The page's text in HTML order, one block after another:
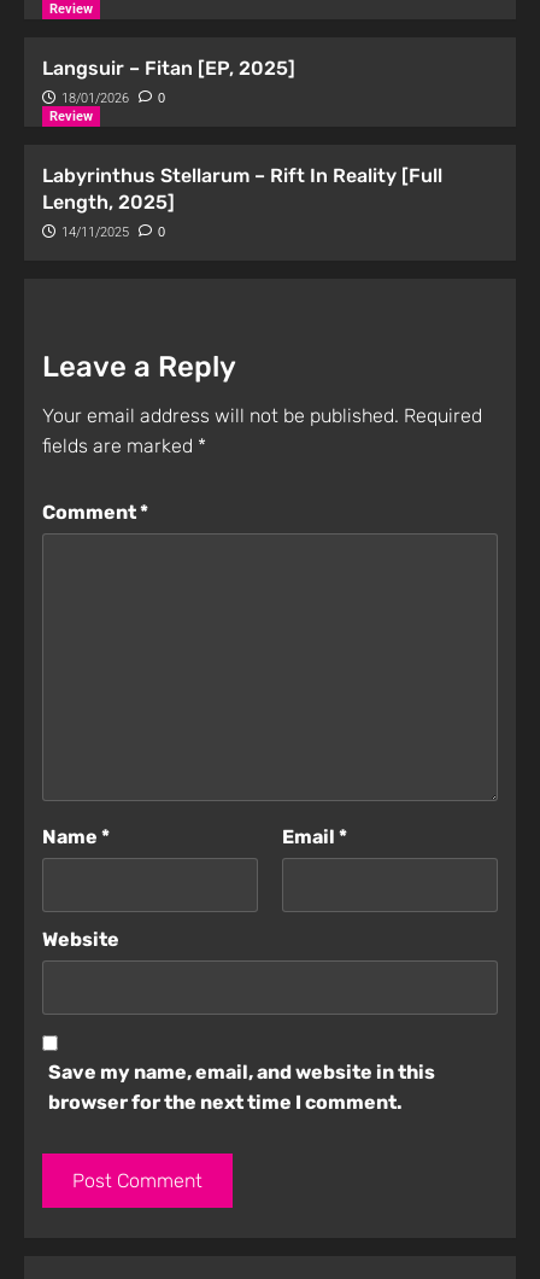
Review
Langsuir – Fitan [EP, 2025]
18/01/2026 0
Review
Labyrinthus Stellarum – Rift In Reality [Full
Length, 2025]
14/11/2025 0
Leave a Reply
Your email address will not be published. Required
fields are marked *
Comment*
Name * Email *
Website
Save my name, email, and website in this
browser for the next time I comment.